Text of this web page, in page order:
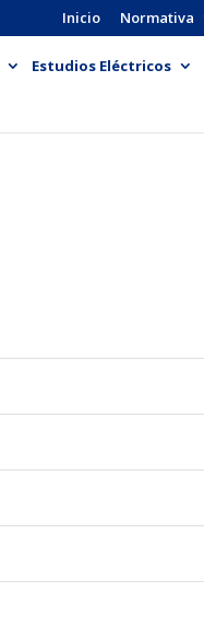
Inicio Normativa
Estudios Eléctricos